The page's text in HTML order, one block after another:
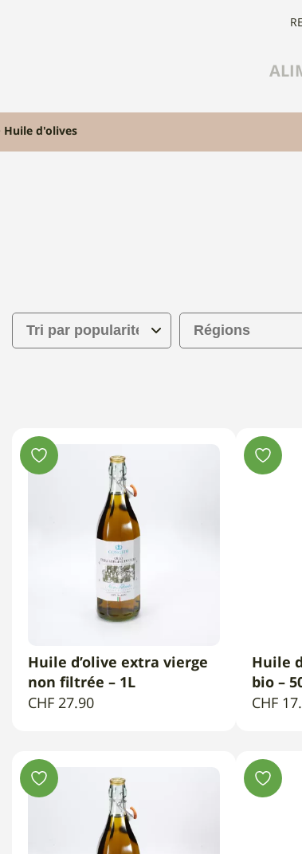
Huile d'olives
AJOUTER AU PANIER
Huile d’olive extra vierge
non filtrée – 1L
CHF 27.90
Huile
bio –
CHF